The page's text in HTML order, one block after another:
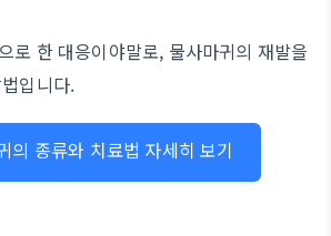
로 한 대응이야말로, 물사마귀의 재발을
입니다.
의 종류와 치료법 자세히 보기